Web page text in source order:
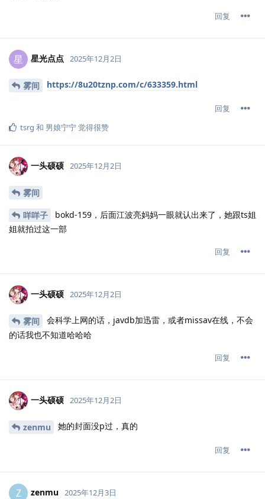
回复
星 星光点点 2025年12月2日
雾间 https://8u20tznp.com/c/633359.html
回复
tsrg 和 男娘宁宁觉得很赞
一头硕硕 2025年12月2日
雾间
咩咩子
bokd-159，后面江波亮妈妈一眼就认出来了，她跟ts姐
姐就拍过这一部
回复
一头硕硕 2025年12月2日
雾间
会科学上网的话，javdb加迅雷，或者missav在线，不会
的话我也不知道哈哈哈
回复
一头硕硕 2025年12月2日
zenmu 她的封面没p过，真的
回复
Z zenmu 2025年12月3日